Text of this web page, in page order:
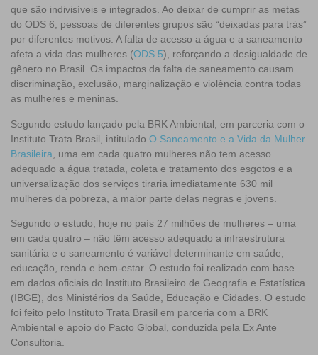
que são indivisíveis e integrados. Ao deixar de cumprir as metas
do ODS 6, pessoas de diferentes grupos são “deixadas para trás”
por diferentes motivos. A falta de acesso a água e a saneamento
afeta a vida das mulheres (ODS 5), reforçando a desigualdade de
gênero no Brasil. Os impactos da falta de saneamento causam
discriminação, exclusão, marginalização e violência contra todas
as mulheres e meninas.
Segundo estudo lançado pela BRK Ambiental, em parceria com o
Instituto Trata Brasil, intitulado O Saneamento e a Vida da Mulher
Brasileira , uma em cada quatro mulheres não tem acesso
adequado a água tratada, coleta e tratamento dos esgotos e a
universalização dos serviços tiraria imediatamente 630 mil
mulheres da pobreza, a maior parte delas negras e jovens.
Segundo o estudo, hoje no país 27 milhões de mulheres – uma
em cada quatro – não têm acesso adequado a infraestrutura
sanitária e o saneamento é variável determinante em saúde,
educação, renda e bem-estar. O estudo foi realizado com base
em dados oficiais do Instituto Brasileiro de Geografia e Estatística
(IBGE), dos Ministérios da Saúde, Educação e Cidades. O estudo
foi feito pelo Instituto Trata Brasil em parceria com a BRK
Ambiental e apoio do Pacto Global, conduzida pela Ex Ante
Consultoria.